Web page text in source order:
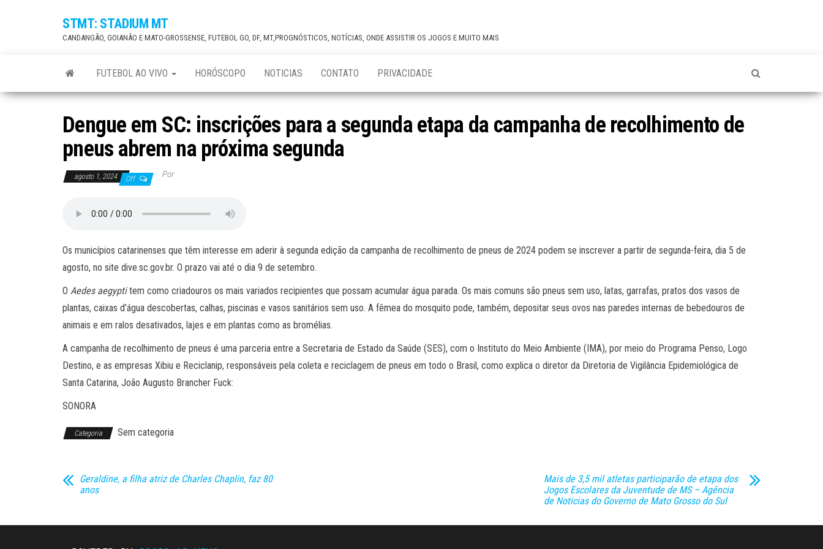
STMT: STADIUM MT
CANDANGÃO, GOIANÃO E MATO-GROSSENSE, FUTEBOL GO, DF, MT,PROGNÓSTICOS, NOTÍCIAS, ONDE ASSISTIR OS JOGOS E MUITO MAIS
FUTEBOL AO VIVO HORÓSCOPO NOTICIAS CONTATO PRIVACIDADE
Dengue em SC: inscrições para a segunda etapa da campanha de recolhimento de
pneus abrem na próxima segunda
agosto 1, 2024 Off Por
Os municípios catarinenses que têm interesse em aderir à segunda edição da campanha de recolhimento de pneus de 2024 podem se inscrever a partir de segunda-feira, dia 5 de
agosto, no site dive.sc.gov.br. O prazo vai até o dia 9 de setembro.
O Aedes aegyptitem como criadouros os mais variados recipientes que possam acumular água parada. Os mais comuns são pneus sem uso, latas, garrafas, pratos dos vasos de
plantas, caixas d’água descobertas, calhas, piscinas e vasos sanitários sem uso. A fêmea do mosquito pode, também, depositar seus ovos nas paredes internas de bebedouros de
animais e em ralos desativados, lajes e em plantas como as bromélias.
A campanha de recolhimento de pneus é uma parceria entre a Secretaria de Estado da Saúde (SES), com o Instituto do Meio Ambiente (IMA), por meio do Programa Penso, Logo
Destino, e as empresas Xibiu e Reciclanip, responsáveis pela coleta e reciclagem de pneus em todo o Brasil, como explica o diretor da Diretoria de Vigilância Epidemiológica de
Santa Catarina, João Augusto Brancher Fuck:
SONORA
Categoria Sem categoria
Geraldine, a filha atriz de Charles Chaplin, faz 80
anos
Mais de 3,5 mil atletas participarão de etapa dos
Jogos Escolares da Juventude de MS – Agência
de Noticias do Governo de Mato Grosso do Sul